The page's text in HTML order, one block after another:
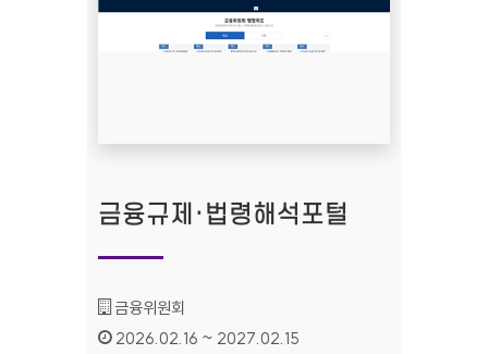
금융규제·법령해석포털
기관명 :
금융위원회
인증기간 :
2026.02.16 ~ 2027.02.15